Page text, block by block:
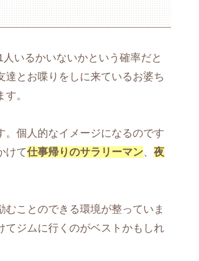
いるかいないかという確率だと
とお喋りをしに来ているお婆ち
。
。個人的なイメージになるのです
けて仕事帰りのサラリーマン、 夜
ことのできる環境が整っていま
てジムに行くのがベストかもしれ